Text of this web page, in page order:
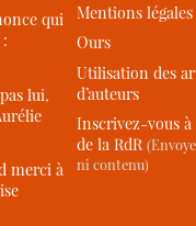
qui
lui,
merci à
Mentions légales
Ours
Utilisation des
d’auteurs
Inscrivez-vous
de la RdR
ni contenu)